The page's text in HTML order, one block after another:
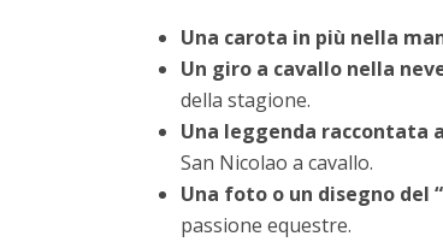
Una carota in più nella
Un giro a cavallo nella
della stagione.
Una leggenda raccontata
San Nicolao a cavallo.
Una foto o un disegno del
passione equestre.